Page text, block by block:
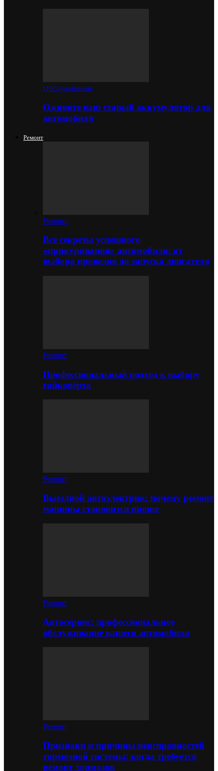
Обслуживание
Оживите ваш старый аккумулятор для
автомобиля
Ремонт
Ремонт
Все секреты успешного
«прикуривания» автомобиля: от
выбора проводов до запуска двигателя
Ремонт
Профессиональный подход к выбору
гайковёрта
Ремонт
Выездной автоэлектрик: почему ремонт
машины становится проще
Ремонт
Автосервис: профессиональное
обслуживание вашего автомобиля
Ремонт
Признаки и причины неисправностей
тормозной системы: когда требуется
ремонт тормозов